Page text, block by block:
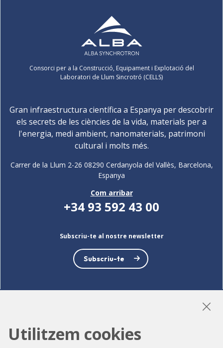
Consorci per a la Construcció, Equipament i Explotació del
Laboratori de Llum Sincrotró (CELLS)
Gran infraestructura científica a Espanya per descobrir
els secrets de les ciències de la vida, materials per a
l'energia, medi ambient, nanomaterials, patrimoni
cultural i molts més.
Carrer de la Llum 2-26 08290 Cerdanyola del Vallès, Barcelona,
Espanya
Com arribar
+34 93 592 43 00
Subscriu-te al nostre newsletter
Subscriu-te
Utilitzem cookies